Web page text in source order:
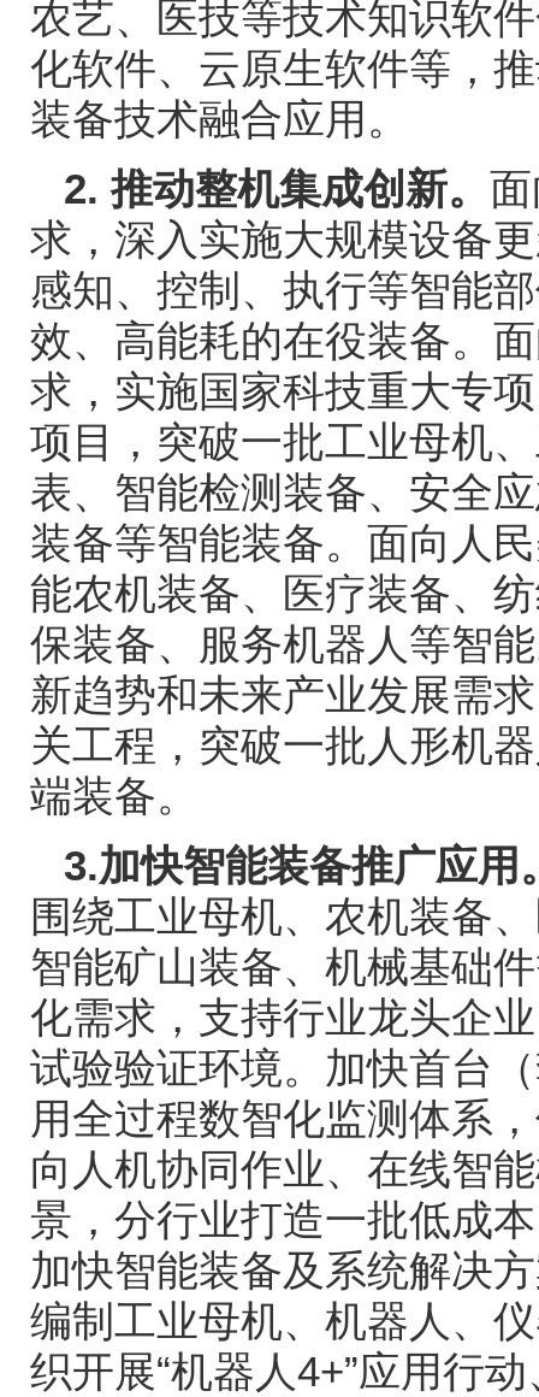
农艺、医技等技术知识软
化软件、云原生软件等，
装备技术融合应用。
2.推动整机集成创新。
求，深入实施大规模设备
感知、控制、执行等智能
效、高能耗的在役装备。
求，实施国家科技重大专
项目，突破一批工业母机
表、智能检测装备、安全
装备等智能装备。面向人
能农机装备、医疗装备、
保装备、服务机器人等智
新趋势和未来产业发展需
关工程，突破一批人形机
端装备。
3.加快智能装备推广应用
围绕工业母机、农机装备
智能矿山装备、机械基础
化需求，支持行业龙头企
试验验证环境。加快首台
用全过程数智化监测体系
向人机协同作业、在线智
景，分行业打造一批低成
加快智能装备及系统解决
编制工业母机、机器人、
织开展“机器人4+”应用行动